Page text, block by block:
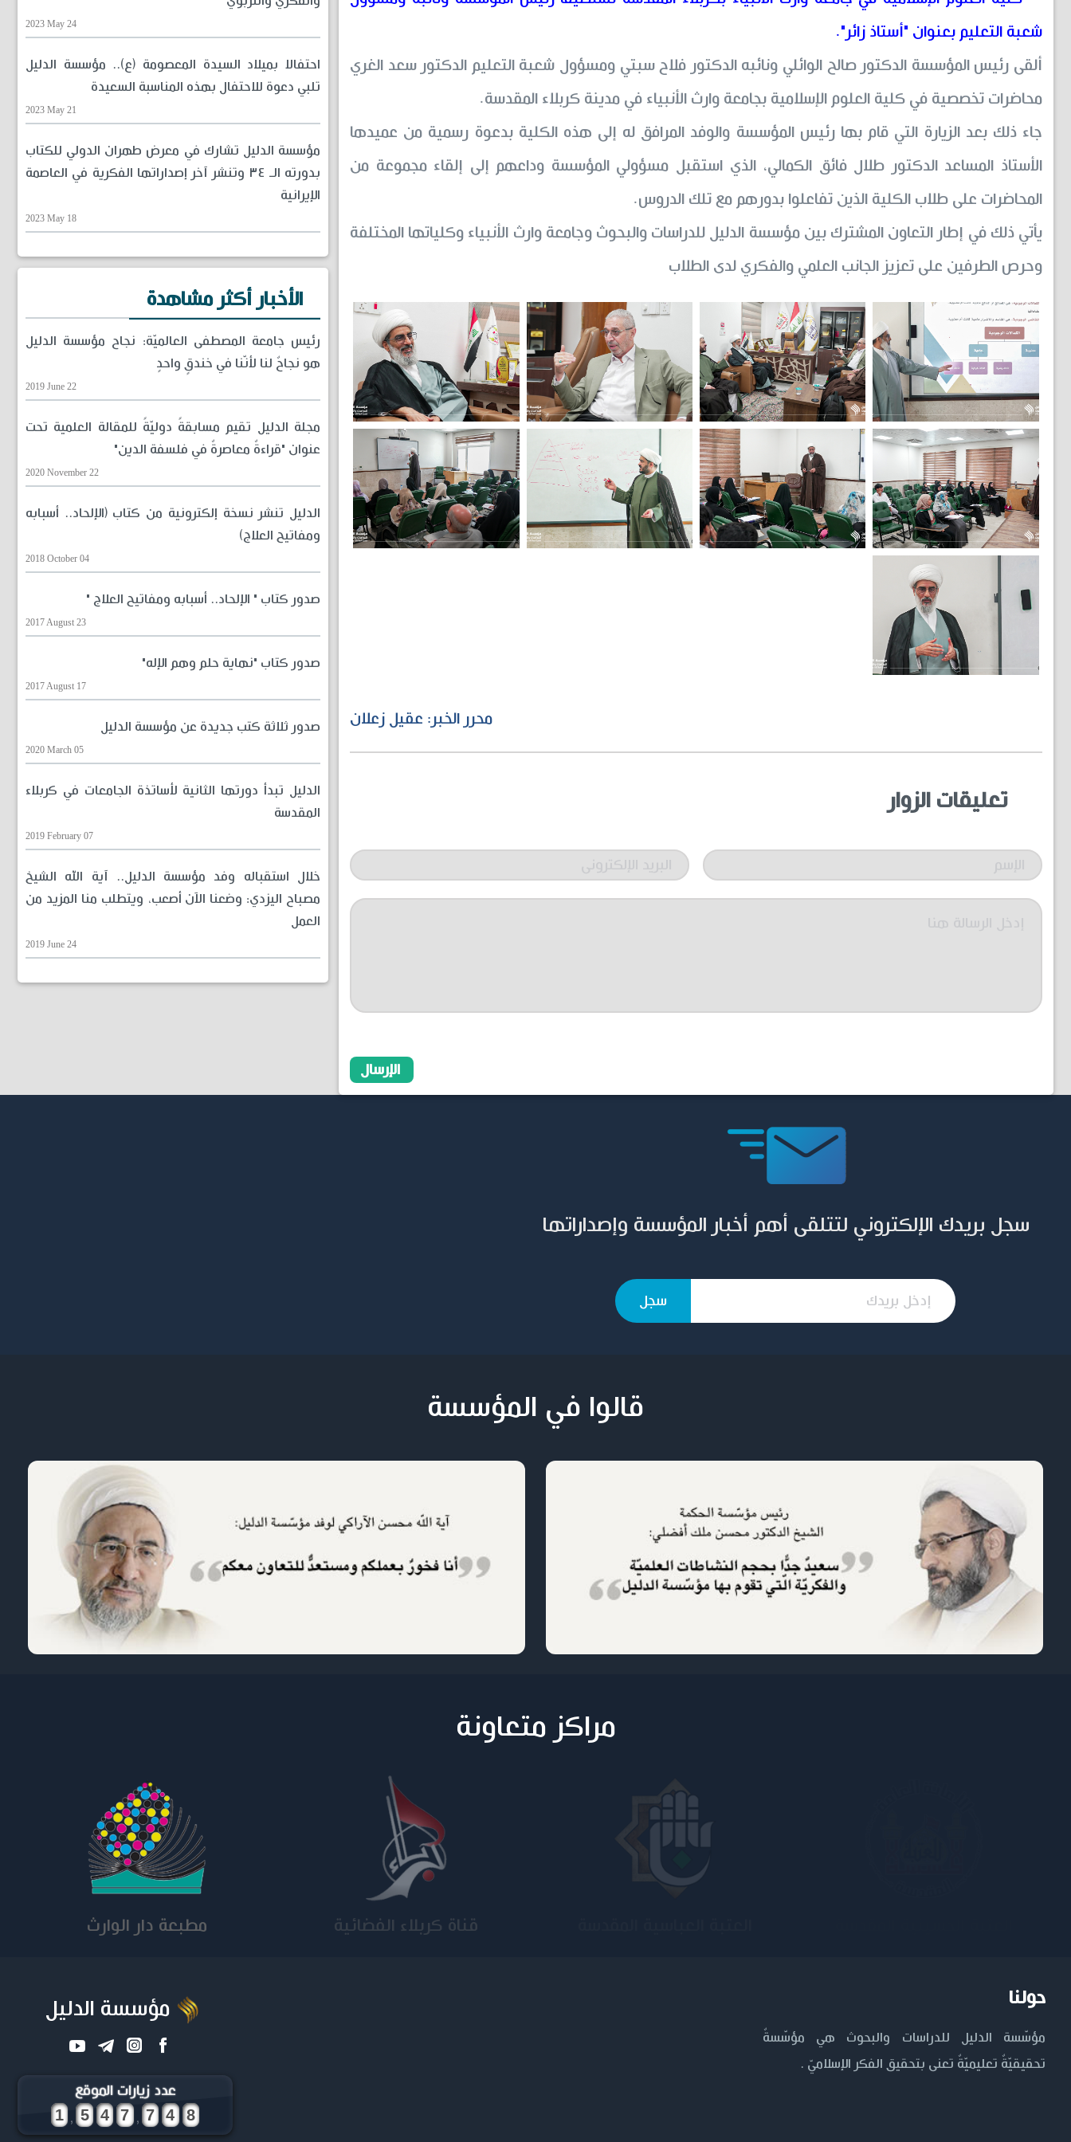
شعبة التعليم بعنوان "أستاذ زائر".
ألقى رئيس المؤسسة الدكتور صالح الوائلي ونائبه الدكتور فلاح سبتي ومسؤول شعبة التعليم الدكتور سعد الغري
محاضرات تخصصية في كلية العلوم الإسلامية بجامعة وارث الأنبياء في مدينة كربلاء المقدسة.
جاء ذلك بعد الزيارة التي قام بها رئيس المؤسسة والوفد المرافق له إلى هذه الكلية بدعوة رسمية من عميدها
الأستاذ المساعد الدكتور طلال فائق الكمالي، الذي استقبل مسؤولي المؤسسة وداعهم إلى إلقاء مجموعة من
المحاضرات على طلاب الكلية الذين تفاعلوا بدورهم مع تلك الدروس.
يأتي ذلك في إطار التعاون المشترك بين مؤسسة الدليل للدراسات والبحوث وجامعة وارث الأنبياء وكلياتها المختلفة
وحرص الطرفين على تعزيز الجانب العلمي والفكري لدى الطلاب
محرر الخبر: عقيل زعلان
تعليقات الزوار
2023 May 24
احتفالا بميلاد السيدة المعصومة (ع).. مؤسسة الدليل
تلبي دعوة للاحتفال بهذه المناسبة السعيدة
2023 May 21
مؤسسة الدليل تشارك في معرض طهران الدولي للكتاب
بدورته الـ ٣٤ وتنشر آخر إصداراتها الفكرية في العاصمة
الإيرانية
2023 May 18
الأخبار أكثر مشاهدة
رئيس جامعة المصطفى العالميّة: نجاح مؤسسة الدليل
هو نجاحٌ لنا لأنّنا في خندقٍ واحدٍ
2019 June 22
مجلة الدليل تقيم مسابقةً دوليّةً للمقالة العلمية تحت
عنوان "قراءةٌ معاصرةٌ في فلسفة الدين"
2020 November 22
الدليل تنشر نسخة إلكترونية من كتاب (الإلحاد.. أسبابه
ومفاتيح العلاج)
2018 October 04
صدور كتاب " الإلحاد.. أسبابه ومفاتيح العلاج "
2017 August 23
صدور كتاب "نهاية حلم وهم الإله"
2017 August 17
صدور ثلاثة كتب جديدة عن مؤسسة الدليل
2020 March 05
الدليل تبدأ دورتها الثانية لأساتذة الجامعات في كربلاء
المقدسة
2019 February 07
خلال استقباله وفد مؤسسة الدليل.. آية الله الشيخ
مصباح اليزدي: وضعنا الآن أصعب، ويتطلب منا المزيد من
العمل
2019 June 24
سجل بريدك الإلكتروني لتتلقى أهم أخبار المؤسسة وإصداراتها
قالوا في المؤسسة
مراكز متعاونة
كلية الامام الكاظم عليه السلام الجامعة التكنولوجية
حولنا
مؤسّسة الدليل للدراسات والبحوث هي مؤسّسةٌ
تحقيقيّةٌ تعليميّةٌ تعنى بتحقيق الفكر الإسلاميّ .
مؤسسة الدليل
عدد زيارات الموقع
, ,